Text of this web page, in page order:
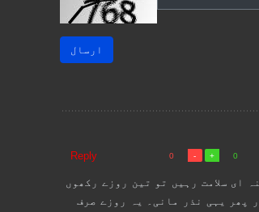
ارسال
0
0
Reply
ای سلامت رہیں تو تین روزے رکھوں
پھر یہی نذر مانی۔ یہ روزے صرف